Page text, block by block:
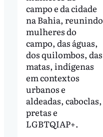
campo e da cidade
na Bahia, reunindo
mulheres do
campo, das águas,
dos quilombos, das
matas, indígenas
em contextos
urbanos e
aldeadas, caboclas,
pretas e
LGBTQIAP+.